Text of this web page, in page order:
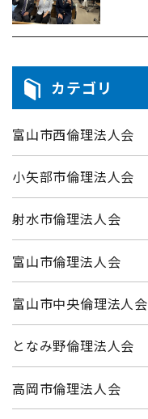
カテゴリ
富山市西倫理法人会
小矢部市倫理法人会
射水市倫理法人会
富山市倫理法人会
富山市中央倫理法人会
となみ野倫理法人会
高岡市倫理法人会